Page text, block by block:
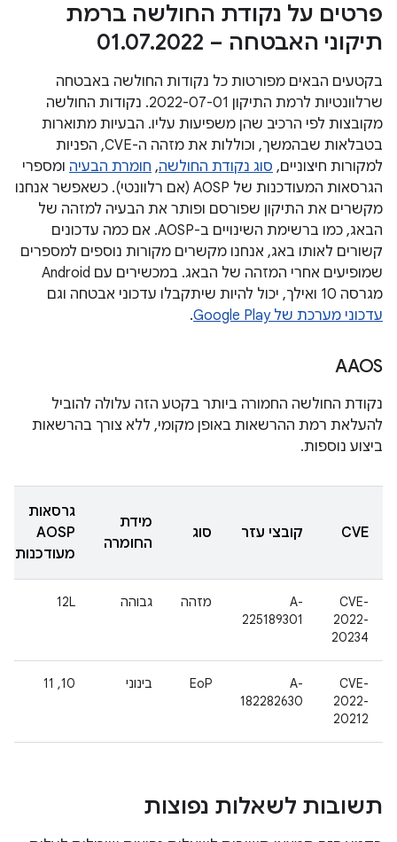
פרטים על נקודת החולשה ברמת
תיקוני האבטחה – 01
.07.2022
בקטעים הבאים מפורטות כל נקודות החולשה באבטחה
שרלוונטיות לרמת התיקון 2022-07-01. נקודות החולשה
מקובצות לפי הרכיב שהן משפיעות עליו. הבעיות מתוארות
בטבלאות שבהמשך, וכוללות את מזהה ה-CVE, הפניות
למקורות חיצוניים, סוג נקודת החולשה, חומרת הבעיה ומספרי
הגרסאות המעודכנות של AOSP (אם רלוונטי). כשאפשר אנחנו
מקשרים את התיקון שפורסם ופותר את הבעיה למזהה של
הבאג, כמו ברשימת השינויים ב-AOSP. אם כמה עדכונים
קשורים לאותו באג, אנחנו מקשרים מקורות נוספים למספרים
שמופיעים אחרי המזהה של הבאג. במכשירים עם Android
מגרסה 10 ואילך, יכול להיות שיתקבלו עדכוני אבטחה וגם
עדכוני מערכת של Google Play
.
AAOS
נקודת החולשה החמורה ביותר בקטע הזה עלולה להוביל
להעלאת רמת ההרשאות באופן מקומי, ללא צורך בהרשאות
ביצוע נוספות.
CVE קובצי עזר סוג
מידת
החומרה
גרסאות
AOSP
מעודכנות
CVE-
2022-
20234
A-
225189301
מזהה גבוהה 12L
CVE-
2022-
20212
A-
182282630
EoP בינוני ‫10, 11
תשובות לשאלות נפוצות